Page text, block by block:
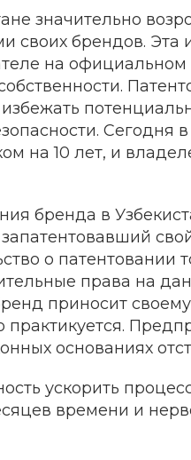
значительно
своих брендов.
на официальном
Сегодня
на 10 лет, и
бренда в
о патентовании
права на
приносит
практикуется.
основаниях
ускорить
времени и